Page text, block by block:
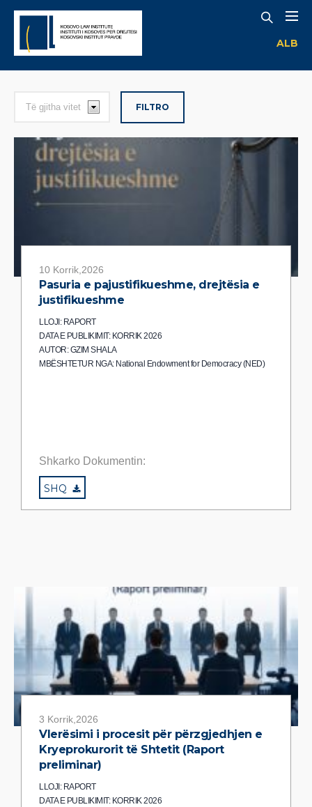
ALB
FILTRO
10 Korrik,2026
Pasuria e pajustifikueshme, drejtësia e
justifikueshme
LLOJI: RAPORT
DATA E PUBLIKIMIT: KORRIK 2026
AUTOR: GZIM SHALA
MBËSHTETUR NGA: National Endowment for Democracy (NED)
Shkarko Dokumentin:
SHQ
3 Korrik,2026
Vlerësimi i procesit për përzgjedhjen e
Kryeprokurorit të Shtetit (Raport
preliminar)
LLOJI: RAPORT
DATA E PUBLIKIMIT: KORRIK 2026